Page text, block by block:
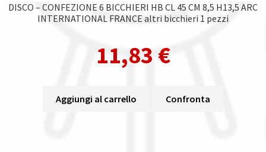
DISCO – CONFEZIONE 6 BICCHIERI HB CL 45 CM 8,5 H13,5 ARC
INTERNATIONAL FRANCE altri bicchieri 1 pezzi
11,83 €
Aggiungi al carrello Confronta